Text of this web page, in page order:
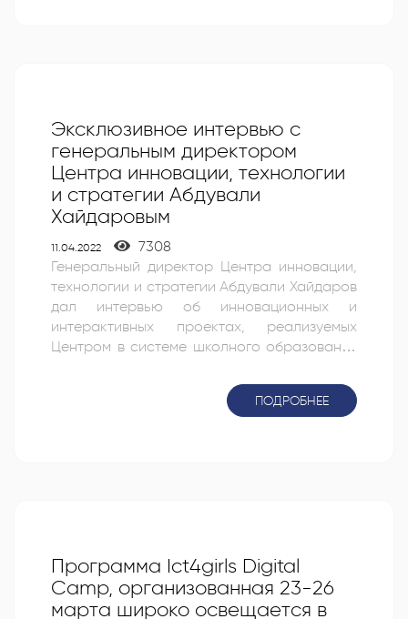
Эксклюзивное интервью с
генеральным директором
Центра инновации, технологии
и стратегии Абдували
Хайдаровым
11.04.2022
7308
Генеральный директор Центра инновации,
технологии и стратегии Абдували Хайдаров
дал интервью об инновационных и
интерактивных проектах, реализуемых
Центром в системе школного образования
ПОДРОБНЕЕ
Программа Ict4girls Digital
Camp, организованная 23-26
марта широко освещается в